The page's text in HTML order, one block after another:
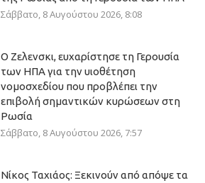
Σάββατο, 8 Αυγούστου 2026, 8:08
Ο Ζελενσκι, ευχαρίστησε τη Γερουσία
των ΗΠΑ για την υιοθέτηση
νομοσχεδίου που προβλέπει την
επιβολή σημαντικών κυρώσεων στη
Ρωσία
Σάββατο, 8 Αυγούστου 2026, 7:57
Νίκος Ταχιάος: Ξεκινούν από απόψε τα